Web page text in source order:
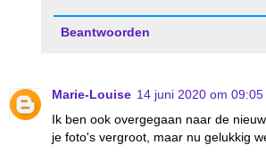
Beantwoorden
Marie-Louise 14 juni 2020 om 09:05
Ik ben ook overgegaan naar de
je foto's vergroot, maar nu gelukkig